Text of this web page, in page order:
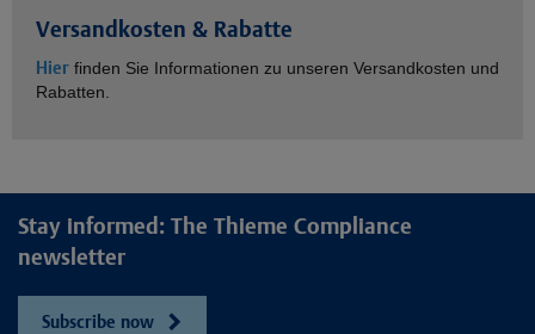
Versandkosten & Rabatte
Hier finden Sie Informationen zu unseren Versandkosten und
Rabatten.
Stay informed: The Thieme Compliance
newsletter
Subscribe now